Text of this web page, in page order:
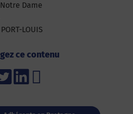
Dame
LOUIS
ce contenu